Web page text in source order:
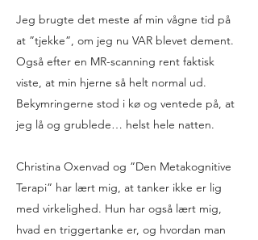
Jeg brugte det meste af min vågne tid på
at ”tjekke”, om jeg nu VAR blevet dement.
Også efter en MR-scanning rent faktisk
viste, at min hjerne så helt normal ud.
Bekymringerne stod i kø og ventede på, at
jeg lå og grublede… helst hele natten.
Christina Oxenvad og ”Den Metakognitive
Terapi” har lært mig, at tanker ikke er lig
med virkelighed. Hun har også lært mig,
hvad en triggertanke er, og hvordan man